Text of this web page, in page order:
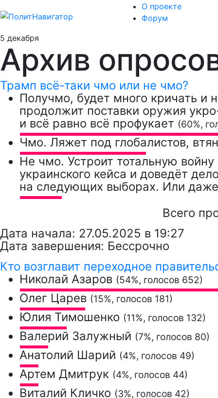
О проекте
Форум
5 декабря
Архив
Трамп всё-таки чмо или не чмо?
Получмо, будет много кричать и
продолжит поставки оружия
и всё равно всё профукает (60%,
Чмо. Ляжет под глобалистов,
Не чмо. Устроит тотальную
украинского кейса и доведёт
на следующих выборах. Или
Всего
Дата начала: 27.05.2025 в 19:27
Дата завершения: Бессрочно
Кто возглавит переходное
Николай Азаров (54%, голосов 652)
Олег Царев (15%, голосов 181)
Юлия Тимошенко (11%, голосов 132)
Валерий Залужный (7%, голосов 80)
Анатолий Шарий (4%, голосов 49)
Артем Дмитрук (4%, голосов 44)
Виталий Кличко (3%, голосов 42)